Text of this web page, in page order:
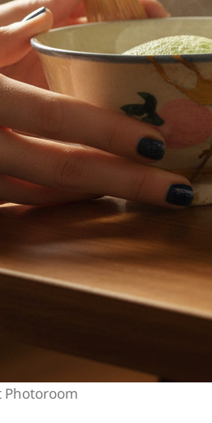
Photoroom